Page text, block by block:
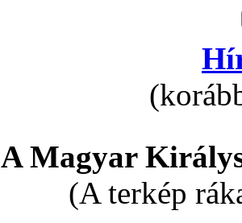
A Magyar
(A terkép